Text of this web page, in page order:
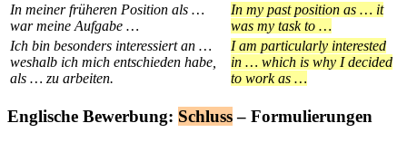
In meiner früheren Position als …
war meine Aufgabe …
In my past position as … it
was my task to …
Ich bin besonders interessiert an …
weshalb ich mich entschieden habe,
als … zu arbeiten.
I am particularly interested
in … which is why I decided
to work as …
Englische Bewerbung: Schluss– Formulierungen